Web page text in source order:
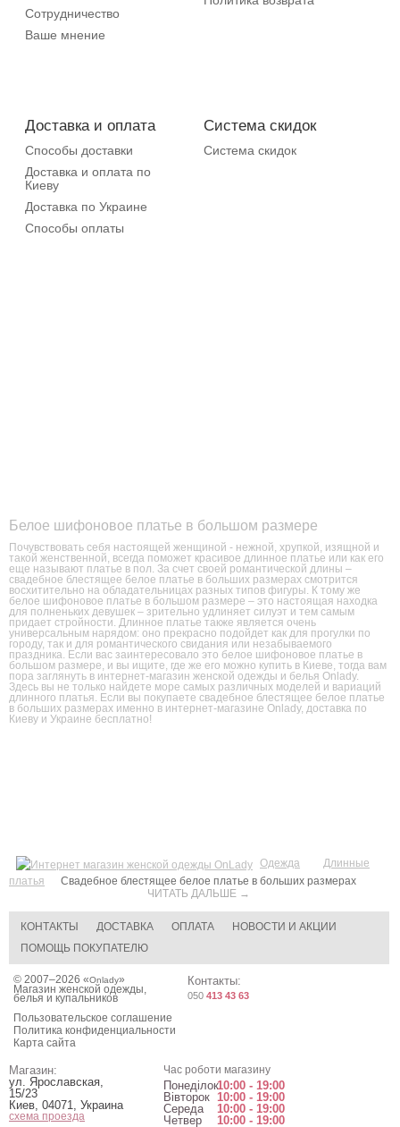
Белое шифоновое платье в большом размере
Почувствовать себя настоящей женщиной - нежной, хрупкой, изящной и
такой женственной, всегда поможет красивое длинное платье или как его
еще называют платье в пол. За счет своей романтической длины –
свадебное блестящее белое платье в больших размерах смотрится
восхитительно на обладательницах разных типов фигуры. К тому же
белое шифоновое платье в большом размере – это настоящая находка
для полненьких девушек – зрительно удлиняет силуэт и тем самым
придает стройности. Длинное платье также является очень
универсальным нарядом: оно прекрасно подойдет как для прогулки по
городу, так и для романтического свидания или незабываемого
праздника. Если вас заинтересовало это белое шифоновое платье в
большом размере, и вы ищите, где же его можно купить в Киеве, тогда вам
пора заглянуть в интернет-магазин женской одежды и белья Onlady.
Здесь вы не только найдете море самых различных моделей и вариаций
длинного платья. Если вы покупаете свадебное блестящее белое платье
в больших размерах именно в интернет-магазине Onlady, доставка по
Киеву и Украине бесплатно!
ЧИТАТЬ ДАЛЬШЕ →
Сотрудничество
Ваше мнение
Доставка и оплата
Способы доставки
Доставка и оплата по
Киеву
Доставка по Украине
Способы оплаты
Система скидок
Система скидок
Одежда
Длинные
платья
Свадебное блестящее белое платье в больших размерах
КОНТАКТЫ ДОСТАВКА ОПЛАТА
НОВОСТИ И АКЦИИ
ПОМОЩЬ ПОКУПАТЕЛЮ
© 2007–2026 «Onlady»
Магазин женской одежды,
белья и купальников
Пользовательское соглашение
Политика конфиденциальности
Карта сайта
Контакты:
050 413 43 63
Магазин:
ул. Ярославская,
15/23
Киев 04071 Украина
схема проезда
Час роботи магазину
Понеділок10:00 - 19:00
Вівторок 10:00 - 19:00
Середа
10:00 - 19:00
Четвер
10:00 - 19:00